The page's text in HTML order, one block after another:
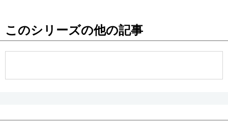
お知らせ
このシリーズの他の記事